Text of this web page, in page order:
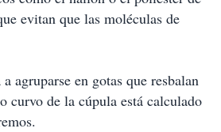
evitan que las moléculas de
agruparse en gotas que resbalan
curvo de la cúpula está calculado